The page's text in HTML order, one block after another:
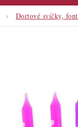
Dortové svíčky,